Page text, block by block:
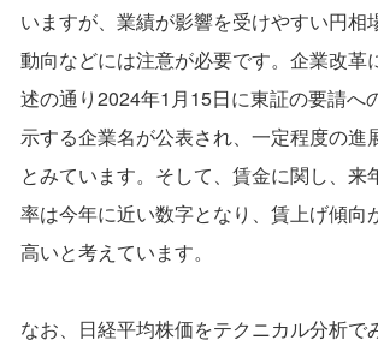
いますが、業績が影響を受けやすい円相
動向などには注意が必要です。企業改革
述の通り2024年1月15日に東証の要請へ
示する企業名が公表され、一定程度の進
とみています。そして、賃金に関し、来
率は今年に近い数字となり、賃上げ傾向
高いと考えています。
なお、日経平均株価をテクニカル分析で